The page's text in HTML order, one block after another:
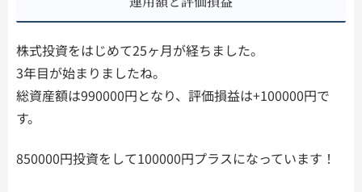
株式投資をはじめて25ヶ月が経ちました。
3年目が始まりましたね。
総資産額は990000円となり、評価損益は+100000円で
す。
850000円投資をして100000円プラスになっています！